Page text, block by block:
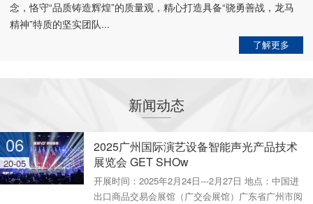
念，恪守“品质铸造辉煌”的质量观，精心打造具备“骁勇善战，龙马
精神”特质的坚实团队...
了解更多
新闻动态
06
20-05
2025广州国际演艺设备智能声光产品技术
展览会 GET SHOw
开展时间：2025年2月24日---2月27日 地点：中国进
出口商品交易会展馆（广交会展馆）广东省广州市阅